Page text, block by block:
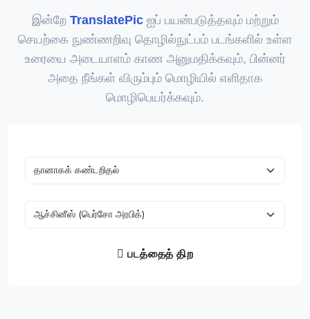
இன்றே TranslatePicஐப் பயன்படுத்தவும் மற்றும்
செயற்கை நுண்ணறிவு தொழில்நுட்பம் படங்களில் உள்ள
உரையை அடையாளம் காண அனுமதிக்கவும், பின்னர்
அதை நீங்கள் விரும்பும் மொழியில் எளிதாக
மொழிபெயர்க்கவும்.
படத்தைத் திற